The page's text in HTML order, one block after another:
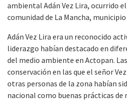
ambiental Adán Vez Lira, ocurrido
comunidad de La Mancha,
Adán Vez Lira era un reconocido
liderazgo habían destacado en
del medio ambiente en Actopan.
conservación en las que el señor
otras personas de la zona habían
nacional como buenas prácticas